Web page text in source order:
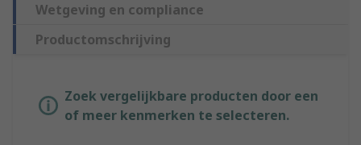
Wetgeving en compliance
Productomschrijving
Zoek vergelijkbare producten door een
of meer kenmerken te selecteren.